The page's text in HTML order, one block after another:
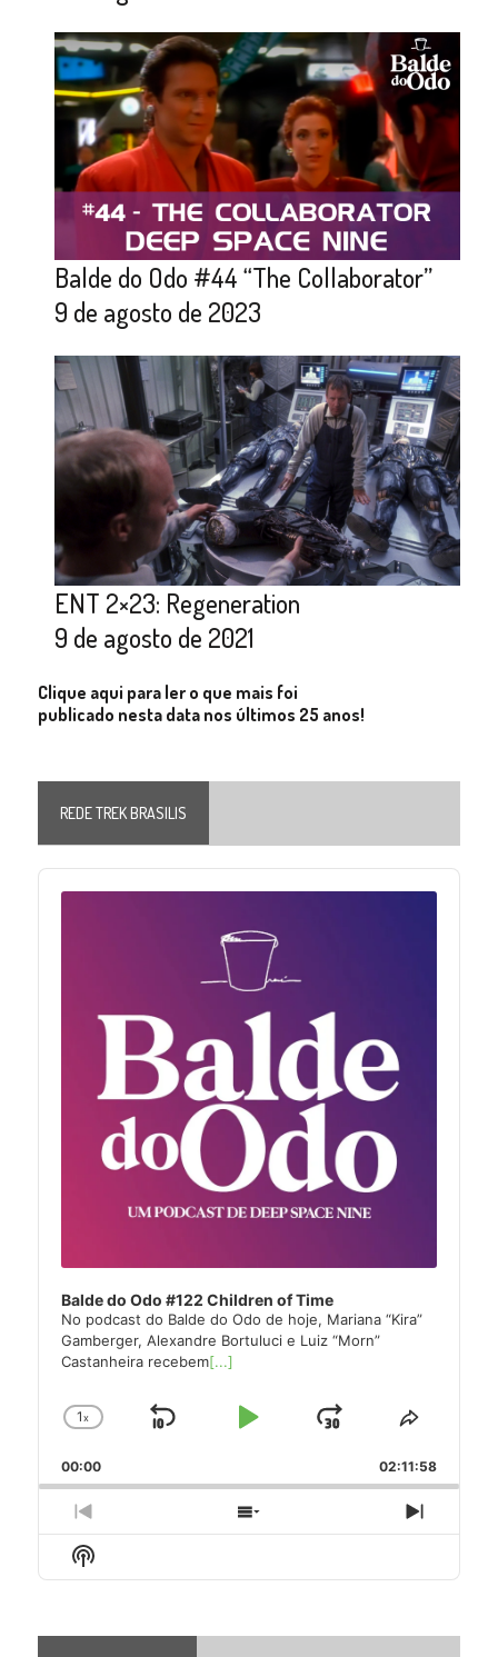
Balde do Odo #44 “The Collaborator”
9 de agosto de 2023
ENT 2×23: Regeneration
9 de agosto de 2021
Clique aqui para ler o que mais foi
publicado nesta data nos últimos 25 anos!
REDE TREK BRASILIS
Audio
Player
Balde do Odo #122 Children of Time
No podcast do Balde do Odo de hoje, Mariana “Kira”
Gamberger, Alexandre Bortuluci e Luiz “Morn”
Castanheira recebem[...]
Change
Rate
1x
Skip
Play
Jump
Forward
Share
Episode
00:00 02:11:58
Previous
Episode
Show
Episodes
Next
Episode
Show
Podcast